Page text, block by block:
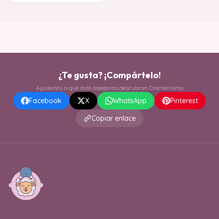
¿Te gusta? ¡Compártelo!
Ayúdanos a que más tejedoras descubran Crochetísimo
Facebook X WhatsApp
Pinterest
Copiar enlace